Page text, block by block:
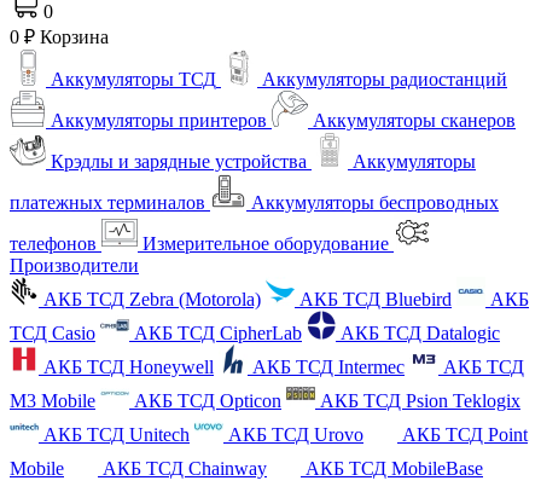
0
0 ₽ Корзина
Аккумуляторы ТСД
Аккумуляторы радиостанций
Аккумуляторы принтеров
Аккумуляторы сканеров
Крэдлы и зарядные устройства
Аккумуляторы
платежных терминалов
Аккумуляторы беспроводных
телефонов
Измерительное оборудование
Производители
АКБ ТСД Zebra (Motorola)
АКБ ТСД Bluebird
АКБ
ТСД Casio
АКБ ТСД CipherLab
АКБ ТСД Datalogic
АКБ ТСД Honeywell
АКБ ТСД Intermec
АКБ ТСД
M3 Mobile
АКБ ТСД Opticon
АКБ ТСД Psion Teklogix
АКБ ТСД Unitech
АКБ ТСД Urovo
АКБ ТСД Point
Mobile
АКБ ТСД Chainway
АКБ ТСД MobileBase